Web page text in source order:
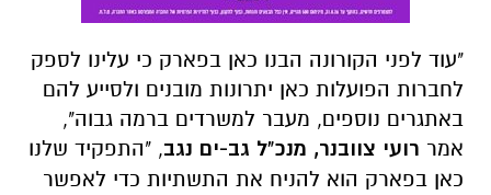
"עוד לפני הקורונה הבנו כאן בפארק כי עלינו לספק
לחברות הפועלות כאן יתרונות מובנים ולסייע להם
באתגרים נוספים, מעבר למשרדים ברמה גבוה",
אמר רועי צוובנר, מנכ"ל גב-ים נגב, "התפקיד שלנו
כאן בפארק הוא להניח את התשתיות כדי לאפשר